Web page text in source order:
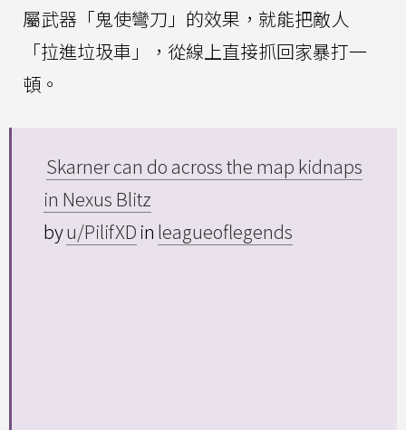
屬武器「鬼使彎刀」的效果，就能把敵人
「拉進垃圾車」，從線上直接抓回家暴打一
頓。
Skarner can do across the map kidnaps
in Nexus Blitz
byu/PilifXD in leagueoflegends